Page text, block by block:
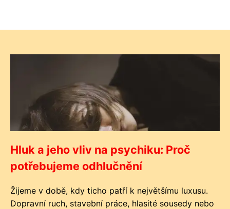
Hluk a jeho vliv na psychiku: Proč
potřebujeme odhlučnění
Žijeme v době, kdy ticho patří k největšímu luxusu.
Dopravní ruch, stavební práce, hlasité sousedy nebo